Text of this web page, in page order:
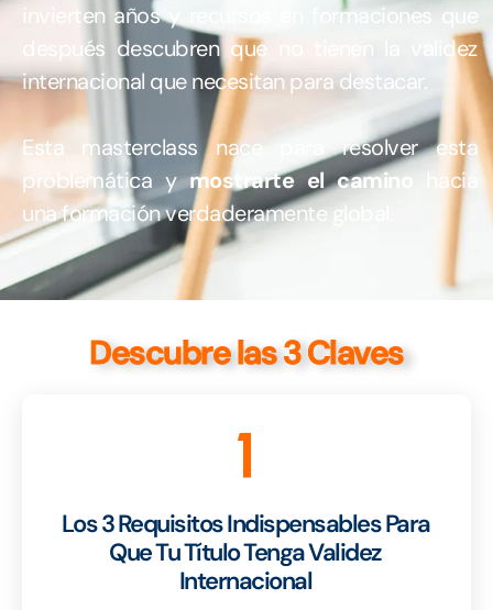
invierten años y recursos en formaciones que
después descubren que no tienen la validez
internacional que necesitan para destacar.
Esta masterclass nace para resolver esta
problemática ymostrarte el camino
hacia
una formación verdaderamente global.
Descubre las 3 Claves
1
Los 3 Requisitos Indispensables Para
Que Tu Título Tenga Validez
Internacional